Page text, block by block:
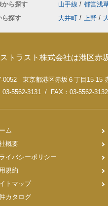
から探す
山手線 / 都営浅
ら探す
大井町 / 上野 /
トラスト株式会社は港区赤
0052 東京都港区赤坂６丁目15-15
03-5562-3131 / FAX：03-5562-3132
ム
概要
イバシーポリシー
規約
トマップ
カタログ